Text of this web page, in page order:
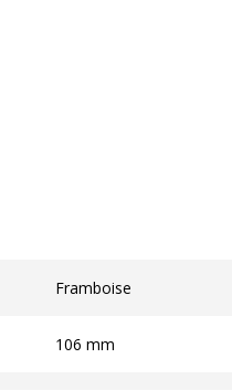
Framboise
106 mm